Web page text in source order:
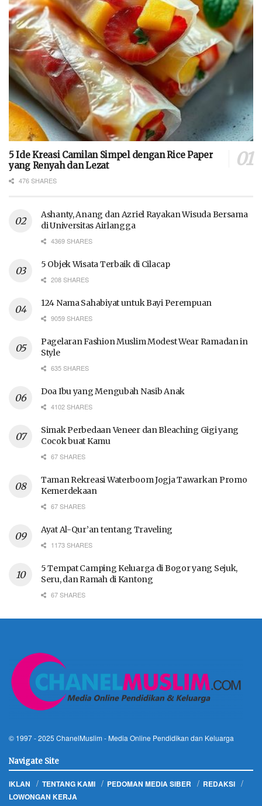
5 Ide Kreasi Camilan Simpel dengan Rice Paper
yang Renyah dan Lezat
476 SHARES
Ashanty, Anang dan Azriel Rayakan Wisuda Bersama
di Universitas Airlangga
4369 SHARES
5 Objek Wisata Terbaik di Cilacap
208 SHARES
124 Nama Sahabiyat untuk Bayi Perempuan
9059 SHARES
Pagelaran Fashion Muslim Modest Wear Ramadan in
Style
635 SHARES
Doa Ibu yang Mengubah Nasib Anak
4102 SHARES
Simak Perbedaan Veneer dan Bleaching Gigi yang
Cocok buat Kamu
67 SHARES
Taman Rekreasi Waterboom Jogja Tawarkan Promo
Kemerdekaan
67 SHARES
Ayat Al-Qur’an tentang Traveling
1173 SHARES
5 Tempat Camping Keluarga di Bogor yang Sejuk,
Seru, dan Ramah di Kantong
67 SHARES
© 1997 - 2025 ChanelMuslim - Media Online Pendidikan dan Keluarga
Navigate Site
IKLAN TENTANG KAMI PEDOMAN MEDIA SIBER
REDAKSI
LOWONGAN KERJA